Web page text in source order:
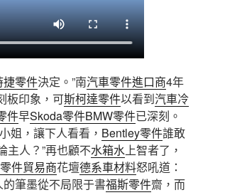
捷零件決定。”南汽車零件進口商4年
板印象，可斯柯達零件以看到汽車冷
件早Skoda零件BMW零件已深刻。
姐，讓下人看看， Bentley零件誰敢
主人？”再也顧不水箱水上智者了，
件貿易商花壇德系車材料怒吼道：
的筆墨從不局限于書福斯零件齋，而